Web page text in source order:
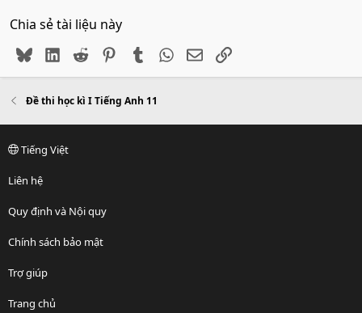
Chia sẻ tài liệu này
BlueskyLinkedIn
Reddit PinterestTumblr WhatsApp
EmailLink
Đề thi học kì I Tiếng Anh 11
Tiếng Việt
Liên hệ
Quy định và Nội quy
Chính sách bảo mật
Trợ giúp
Trang chủ